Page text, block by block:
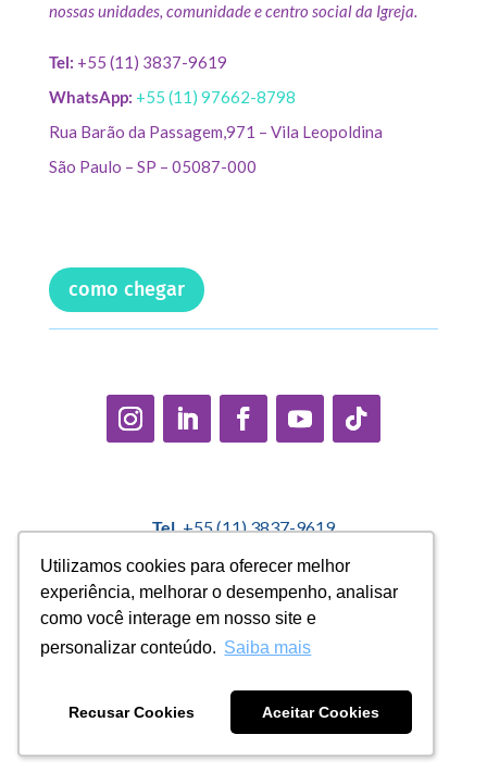
Utilizamos cookies para oferecer melhor
experiência, melhorar o desempenho, analisar
como você interage em nosso site e
personalizar conteúdo. Saiba mais
Recusar Cookies Aceitar Cookies
Utilizamos cookies para oferecer melhor
experiência, melhorar o desempenho, analisar
como você interage em nosso site e
personalizar conteúdo. Saiba mais
Recusar Cookies Aceitar Cookies
nossas unidades, comunidade e centro social da Igreja.
Tel: +55 (11) 3837-9619
WhatsApp: +55 (11) 97662-8798
Rua Barão da Passagem,971 – Vila Leopoldina
São Paulo – SP – 05087-000
como chegar
Tel.+55 (11) 3837-9619
Política Interna de Proteção de Dados |Encarregado de
Dados: Marcelo Correa |
denuncias@casadopequenocidadao.org.br